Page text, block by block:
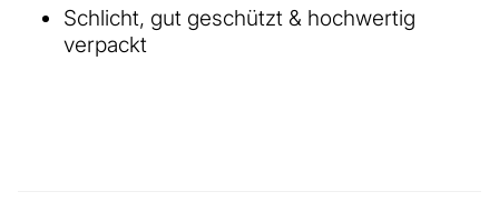
Schlicht, gut geschützt & hochwertig
verpackt